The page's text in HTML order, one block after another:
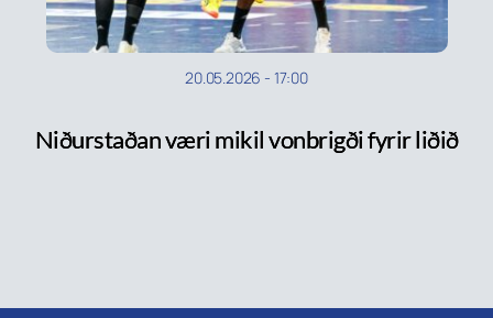
20.05.2026 - 17:00
Niðurstaðan væri mikil vonbrigði fyrir liðið